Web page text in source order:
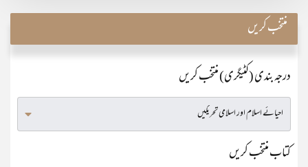
منتخب کریں
درجہ بندی (کٹیگری) منتخب کریں
کتاب منتخب کریں